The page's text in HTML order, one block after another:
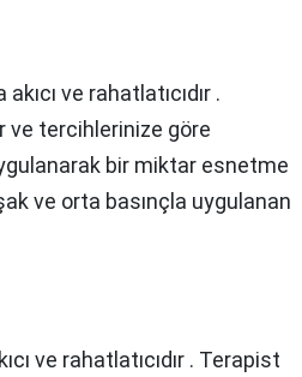
akıcı ve rahatlatıcıdır .
ve tercihlerinize göre
bir miktar esnetme
ve orta basınçla uygulanan
ve rahatlatıcıdır . Terapist